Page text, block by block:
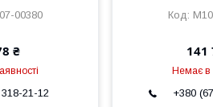
00380
₴
21-12
141
Немає в
+380